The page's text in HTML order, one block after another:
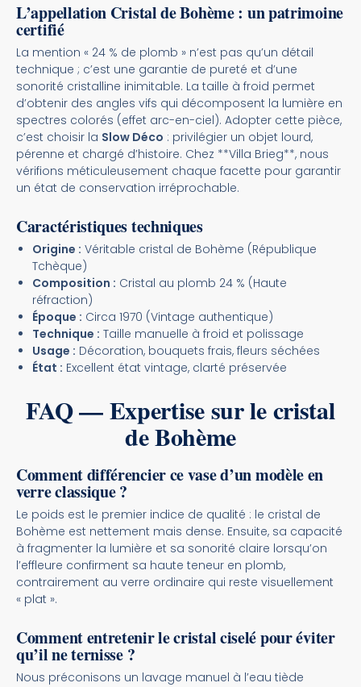
L’appellation Cristal de Bohème : un patrimoine
certifié
La mention « 24 % de plomb » n’est pas qu’un détail
technique ; c’est une garantie de pureté et d’une
sonorité cristalline inimitable. La taille à froid permet
d’obtenir des angles vifs qui décomposent la lumière en
spectres colorés (effet arc-en-ciel). Adopter cette pièce,
c’est choisir la Slow Déco : privilégier un objet lourd,
pérenne et chargé d’histoire. Chez **Villa Brieg**, nous
vérifions méticuleusement chaque facette pour garantir
un état de conservation irréprochable.
Caractéristiques techniques
Origine : Véritable cristal de Bohème (République
Tchèque)
Composition : Cristal au plomb 24 % (Haute
réfraction)
Époque : Circa 1970 (Vintage authentique)
Technique : Taille manuelle à froid et polissage
Usage : Décoration, bouquets frais, fleurs séchées
État : Excellent état vintage, clarté préservée
FAQ — Expertise sur le cristal
de Bohème
Comment différencier ce vase d’un modèle en
verre classique ?
Le poids est le premier indice de qualité : le cristal de
Bohème est nettement mais dense. Ensuite, sa capacité
à fragmenter la lumière et sa sonorité claire lorsqu’on
l’effleure confirment sa haute teneur en plomb,
contrairement au verre ordinaire qui reste visuellement
« plat ».
Comment entretenir le cristal ciselé pour éviter
qu’il ne ternisse ?
Nous préconisons un lavage manuel à l’eau tiède